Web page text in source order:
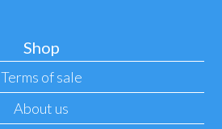
Shop
Terms of sale
About us